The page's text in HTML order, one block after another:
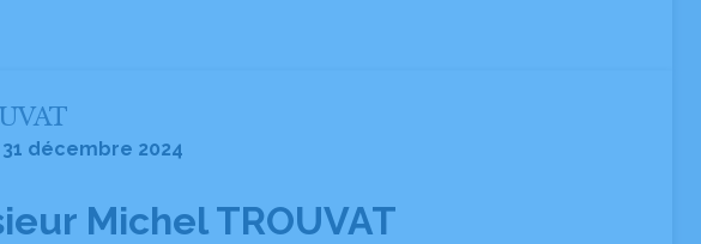
31 décembre 2024
Michel TROUVAT